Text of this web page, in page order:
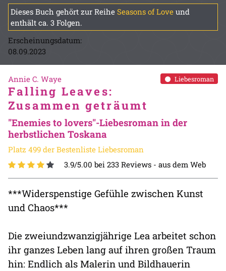
Dieses Buch gehört zur Reihe Seasons of Love und
enthält ca. 3 Folgen.
Erscheinungsdatum:
08.09.2023
Liebesroman
Annie C. Waye
Falling Leaves:
Zusammen geträumt
"Enemies to lovers"-Liebesroman in der
herbstlichen Toskana
Platz 499 der Bestenliste Liebesroman
3.9/5.00 bei 233 Reviews - aus dem Web
***Widerspenstige Gefühle zwischen Kunst
und Chaos***
Die zweiundzwanzigjährige Lea arbeitet schon
ihr ganzes Leben lang auf ihren großen Traum
hin: Endlich als Malerin und Bildhauerin